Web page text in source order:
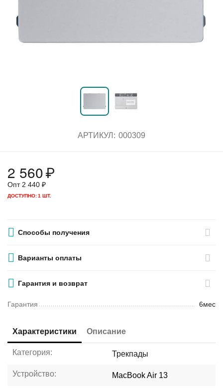
АРТИКУЛ: 000309
2 560₽
Опт 2 440 ₽
ДОСТУПНО:1 ШТ.
Способы получения
Варианты оплаты
Гарантия и возврат
Гарантия 6мес
Характеристики Описание
Категория: Трекпады
Устройство: MacBook Air 13